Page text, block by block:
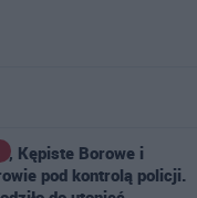
Kępiste Borowe i
pod kontrolą policji.